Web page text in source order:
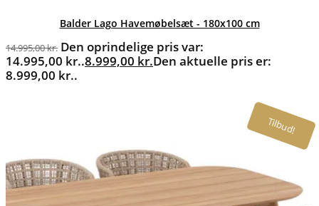
Balder Lago Havemøbelsæt - 180x100 cm
14.995,00kr. Den oprindelige pris var:
14.995,00 kr..8.999,00 kr.Den aktuelle pris er:
8.999,00 kr..
Tilbud!